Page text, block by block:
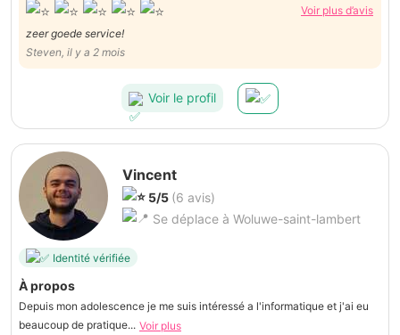
Voir plus d’avis
zeer goede service!
Steven, il y a 2 mois
Voir le profil
Vincent
5/5 (6 avis)
Se déplace à Woluwe-saint-lambert
Identité vérifiée
À propos
Depuis mon adolescence je me suis intéressé a l'informatique et j'ai eu
beaucoup de pratique... Voir plus